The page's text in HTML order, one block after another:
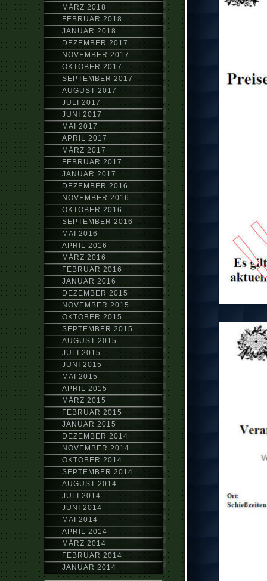
MÄRZ 2018
FEBRUAR 2018
JANUAR 2018
DEZEMBER 2017
NOVEMBER 2017
OKTOBER 2017
SEPTEMBER 2017
AUGUST 2017
JULI 2017
JUNI 2017
MAI 2017
APRIL 2017
MÄRZ 2017
FEBRUAR 2017
JANUAR 2017
DEZEMBER 2016
NOVEMBER 2016
OKTOBER 2016
SEPTEMBER 2016
MAI 2016
APRIL 2016
MÄRZ 2016
FEBRUAR 2016
JANUAR 2016
DEZEMBER 2015
NOVEMBER 2015
OKTOBER 2015
SEPTEMBER 2015
AUGUST 2015
JULI 2015
JUNI 2015
MAI 2015
APRIL 2015
MÄRZ 2015
FEBRUAR 2015
JANUAR 2015
DEZEMBER 2014
NOVEMBER 2014
OKTOBER 2014
SEPTEMBER 2014
AUGUST 2014
JULI 2014
JUNI 2014
MAI 2014
APRIL 2014
MÄRZ 2014
FEBRUAR 2014
JANUAR 2014